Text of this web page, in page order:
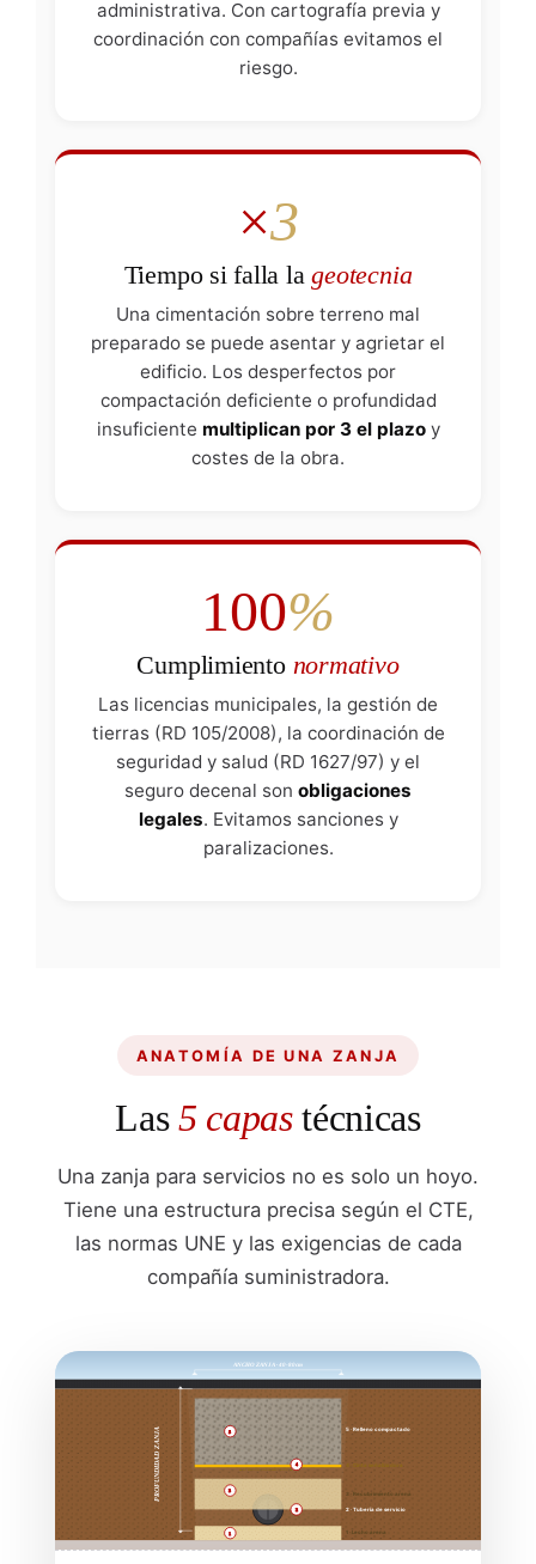
administrativa. Con cartografía previa y
coordinación con compañías evitamos el
riesgo.
×3
Tiempo si falla lageotecnia
Una cimentación sobre terreno mal
preparado se puede asentar y agrietar el
edificio. Los desperfectos por
compactación deficiente o profundidad
insuficiente multiplican por 3 el plazoy
costes de la obra.
100%
Cumplimiento normativo
Las licencias municipales, la gestión de
tierras (RD 105/2008), la coordinación de
seguridad y salud (RD 1627/97) y el
seguro decenal son obligaciones
legales. Evitamos sanciones y
paralizaciones.
ANATOMÍA DE UNA ZANJA
Las5 capastécnicas
Una zanja para servicios no es solo un hoyo.
Tiene una estructura precisa según el CTE,
las normas UNE y las exigencias de cada
compañía suministradora.
1 · Lecho arena
2 · Tubería de servicio
3 · Recubrimiento arena
⚠ ATENCIÓN CABLE ELÉCTRICO ⚠
4 · Cinta señalizadora
5 · Relleno compactado
PROFUNDIDAD ZANJA
ANCHO ZANJA · 40-80cm
1
2
3
4
5